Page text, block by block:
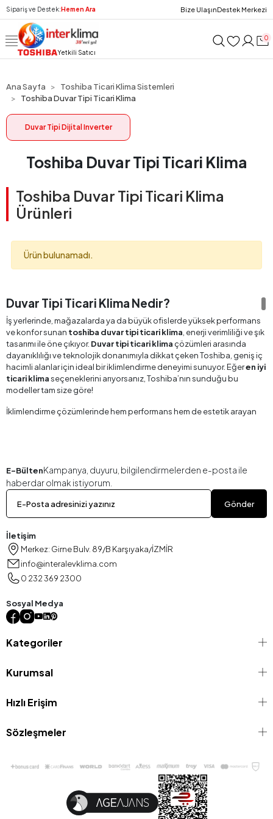
Sipariş ve Destek:Hemen Ara Bize UlaşınDestek Merkezi
Yetkili Satıcı
0
Ana Sayfa
Toshiba Ticari Klima Sistemleri
Toshiba Duvar Tipi Ticari Klima
Duvar Tipi Dijital Inverter
Toshiba Duvar Tipi Ticari Klima
Toshiba Duvar Tipi Ticari Klima
Ürünleri
Ürün bulunamadı.
Duvar Tipi Ticari Klima Nedir?
İş yerlerinde, mağazalarda ya da büyük ofislerde yüksek performans
ve konfor sunan toshiba duvar tipi ticari klima , enerji verimliliği ve şık
tasarımı ile öne çıkıyor. Duvar tipi ticari klima çözümleri arasında
dayanıklılığı ve teknolojik donanımıyla dikkat çeken Toshiba, geniş iç
hacimli alanlar için ideal bir iklimlendirme deneyimi sunuyor. Eğeren iyi
ticari klimaseçeneklerini arıyorsanız, Toshiba’nın sunduğu bu
modeller tam size göre!
İklimlendirme çözümlerinde hem performans hem de estetik arayan
karşılığını fazlasıyla almanızı mümkün kılıyor.
Toshiba Duvar Tipi Ticari Klima Modelleri
Toshiba duvar tipi ticari klima modelleri
, farklı alan ihtiyaçlarına
uygun çeşitlilik sunarak her işletmenin beklentisini karşılamayı
başarıyor. Küçük işletmelerden büyük alışveriş merkezlerine kadar
geniş bir kullanım yelpazesi olan bu modeller, yüksek enerji verimliliği
(A++ sınıfı),düşük ses seviyesi ve kompakt tasarımları ile biliniyor.
Toshiba Duvar Tipi Digital Inverter
Toshiba Duvar Tipi Super Digital Inverter
inverter teknolojisi ile maksimum verimlilik ve üstün performans
sağlar.
dengesini arayan işletmeler için ideal çözümler üretir.
Model Seçiminde Dikkat Edilmesi Gerekenler:
Kullanım sıklığı
Garanti ve servis desteği
, sahip olduğu yenilikçi teknolojilerle
kullanıcılara üst düzey bir iklimlendirme deneyimi sunuyor. Gelişmiş
inverter teknolojisi sayesinde hem enerji tasarrufu sağlıyor hem de
uzun ömürlü bir kullanım vadediyor. Özellikleduvar tipi ticari klima
E-BültenKampanya, duyuru, bilgilendirmelerden e-posta ile
haberdar olmak istiyorum.
Gönder
İletişim
Merkez: Girne Bulv. 89/B Karşıyaka/İZMİR
info@interalevklima.com
0 232 369 2300
Sosyal Medya
Kategoriler
Kurumsal
Hızlı Erişim
Sözleşmeler